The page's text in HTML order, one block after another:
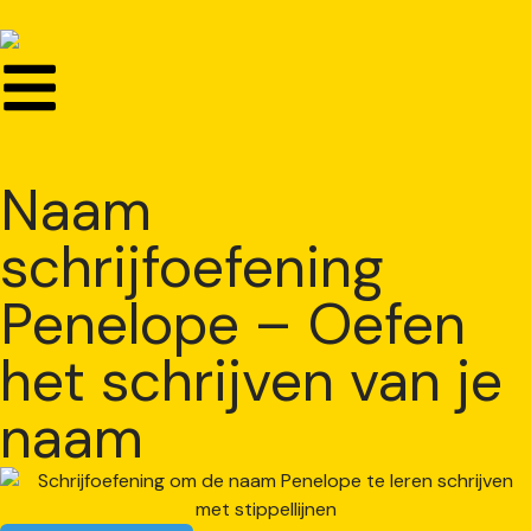
Naam
schrijfoefening
Penelope – Oefen
het schrijven van je
naam